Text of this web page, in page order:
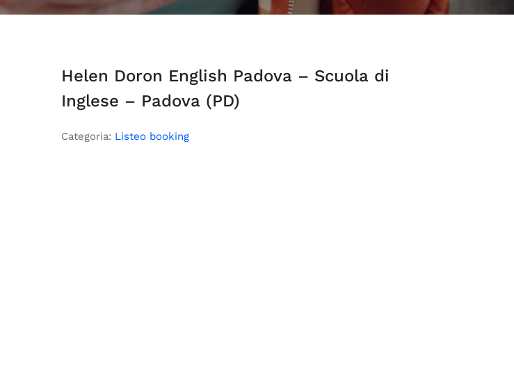
Helen Doron English Padova – Scuola di
Inglese – Padova (PD)
Categoria: Listeo booking